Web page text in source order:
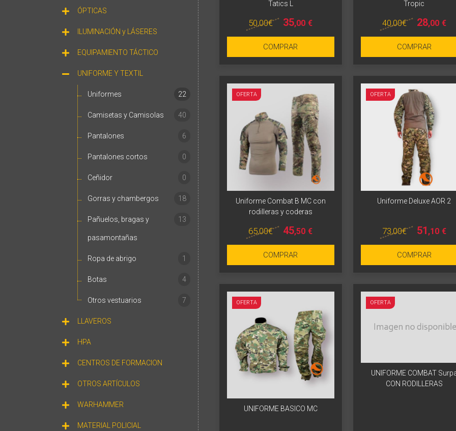
ÓPTICAS
ILUMINACIÓN y LÁSERES
EQUIPAMIENTO TÁCTICO
UNIFORME Y TEXTIL
Uniformes 22
Camisetas y Camisolas 40
Pantalones 6
Pantalones cortos 0
Ceñidor 0
Gorras y chambergos 18
Pañuelos, bragas y
pasamontañas
13
Ropa de abrigo 1
Botas 4
Otros vestuarios 7
LLAVEROS
HPA
CENTROS DE FORMACION
OTROS ARTÍCULOS
WARHAMMER
MATERIAL POLICIAL
Tatics L
50,00€ 35,00 €
COMPRAR
Tropic
40,00€ 28,00 €
COMPRAR
OFERTA
Uniforme Combat B MC con
rodilleras y coderas
65,00€ 45,50 €
COMPRAR
OFERTA
Uniforme Deluxe AOR 2
73,00€ 51 ,10 €
COMPRAR
OFERTA
UNIFORME BASICO MC
OFERTA
UNIFORME COMBAT
CON RODILLERAS
Más info Más info